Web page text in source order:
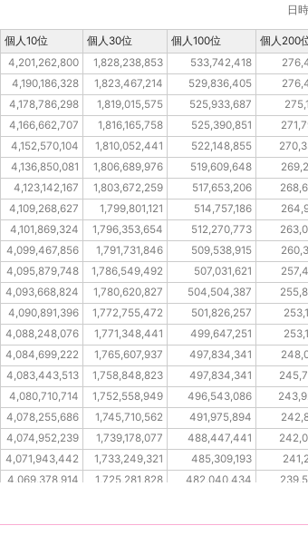
日時
4,201,262,800 1,828,238,853 533,742,418
4,190,186,328 1,823,467,214 529,836,405
4,178,786,298 1,819,015,575 525,933,687
4,166,662,707 1,816,165,758 525,390,851
4,152,570,104 1,810,052,441 522,148,855
4,136,850,081 1,806,689,976 519,609,648
4,123,142,167 1,803,672,259 517,653,206
4,109,268,627 1,799,801,121 514,757,186
4,101,869,324 1,796,353,654 512,270,773
4,099,467,856 1,791,731,846 509,538,915
4,095,879,748 1,786,549,492 507,031,621
4,093,668,824 1,780,620,827 504,504,387
4,090,891,396 1,772,755,472 501,826,257
4,088,248,076 1,771,348,441 499,647,251
4,084,699,222 1,765,607,937 497,834,341
4,083,443,513 1,758,848,823 497,834,341
4,080,710,714 1,752,558,949 496,543,086
4,078,255,686 1,745,710,562 491,975,894
4,074,952,239 1,739,178,077 488,447,441
4,071,943,442 1,733,249,321 485,309,193
4,069,378,914 1,725,281,828 482,040,434
個人10位 個人30位 個人100位 個人200